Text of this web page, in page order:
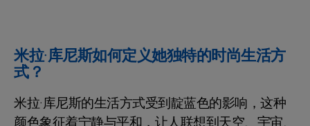
米拉·库尼斯如何定义她独特的时尚生活方
式？
米拉·库尼斯的生活方式受到靛蓝色的影响，这种